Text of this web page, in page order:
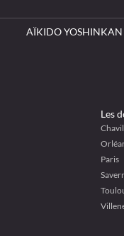
AÏKIDO
Les
Paris